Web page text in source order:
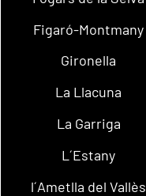
Figaró-Montmany
Gironella
La Llacuna
La Garriga
L´Estany
l´Ametlla del Vallès